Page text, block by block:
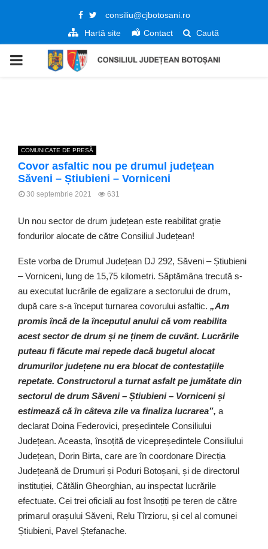
Facebook
Twitter
consiliu@cjbotosani.ro
Hartă site
Contact Caută
PRIMARY
COMUNICATE DE PRESĂ
Covor asfaltic nou pe drumul județean
Săveni – Știubieni – Vorniceni
30 septembrie 2021 631
Un nou sector de drum județean este reabilitat grație
fondurilor alocate de către Consiliul Județean!
Este vorba de Drumul Județean DJ 292, Săveni – Știubieni
– Vorniceni, lung de 15,75 kilometri. Săptămâna trecută s-
au executat lucrările de egalizare a sectorului de drum,
după care s-a început turnarea covorului asfaltic. „Am
promis încă de la începutul anului că vom reabilita
acest sector de drum și ne ținem de cuvânt. Lucrările
puteau fi făcute mai repede dacă bugetul alocat
drumurilor județene nu era blocat de contestațiile
repetate. Constructorul a turnat asfalt pe jumătate din
sectorul de drum Săveni – Știubieni – Vorniceni și
estimează că în câteva zile va finaliza lucrarea”, a
declarat Doina Federovici, președintele Consiliului
Județean. Aceasta, însoțită de vicepreședintele Consiliului
Județean, Dorin Birta, care are în coordonare Direcția
Județeană de Drumuri și Poduri Botoșani, și de directorul
instituției, Cătălin Gheorghian, au inspectat lucrările
efectuate. Cei trei oficiali au fost însoțiți pe teren de către
primarul orașului Săveni, Relu Tîrzioru, și cel al comunei
Știubieni, Pavel Ștefanache.